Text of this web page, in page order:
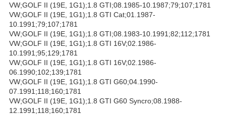
VW;GOLF II (19E, 1G1);1.8 GTI;08.1985-10.1987;79;107;1781
VW;GOLF II (19E, 1G1);1.8 GTI Cat;01.1987-
10.1991;79;107;1781
VW;GOLF II (19E, 1G1);1.8 GTI;08.1983-10.1991;82;112;1781
VW;GOLF II (19E, 1G1);1.8 GTI 16V;02.1986-
10.1991;95;129;1781
VW;GOLF II (19E, 1G1);1.8 GTI 16V;02.1986-
06.1990;102;139;1781
VW;GOLF II (19E, 1G1);1.8 GTI G60;04.1990-
07.1991;118;160;1781
VW;GOLF II (19E, 1G1);1.8 GTI G60 Syncro;08.1988-
12.1991;118;160;1781